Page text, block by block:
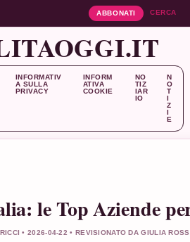
ABBONATI CERCA
INFORMATIV
A SULLA
PRIVACY
INFORM
ATIVA
COOKIE
NO
TIZ
IAR
IO
N
O
T
I
Z
I
E
le Top Aziende
• 2026-04-22 • REVISIONATO DA GIULIA